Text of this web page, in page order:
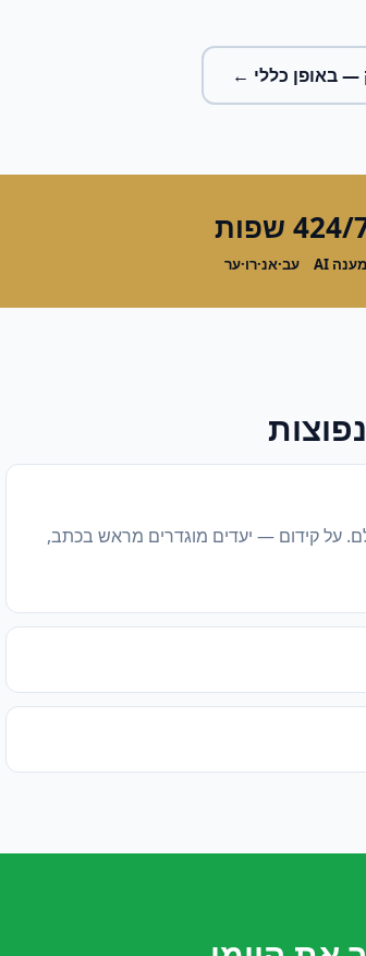
— באופן כללי ←
24/
מענה AI
4 שפות
עב·אנ·רו·ער
על קידום — יעדים מוגדרים מראש בכתב,